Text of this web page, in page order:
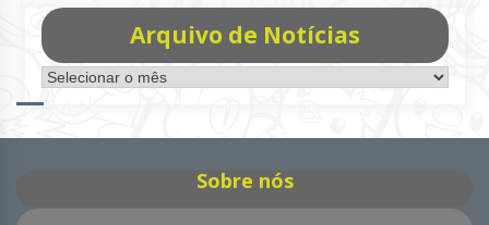
Arquivo de Notícias
Arquivo
de
Sobre nós